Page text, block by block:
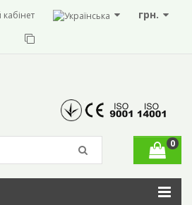
грн.
0